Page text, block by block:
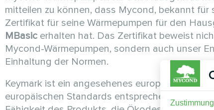
mitteilen zu können, dass Mycond, bekannt für
Zertifikat für seine Wärmepumpen für den
MBasic erhalten hat. Das Zertifikat beweist
Mycond-Wärmepumpen, sondern auch unser
Einhaltung der Normen.
Keymark ist ein angesehenes europäisches
europäischen Standards entsprechen. Dieses
Zustimmung